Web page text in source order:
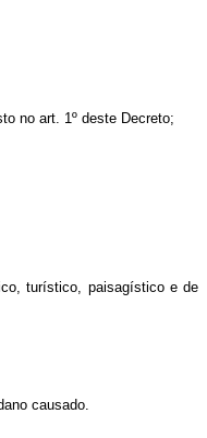
no art. 1º deste Decreto;
turístico, paisagístico e de
causado.